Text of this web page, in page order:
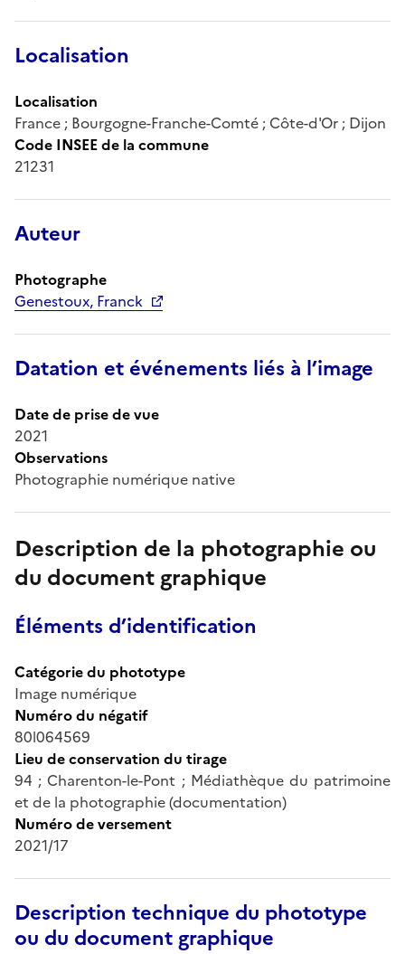
Localisation
Localisation
France ; Bourgogne-Franche-Comté ; Côte-d'Or ; Dijon
Code INSEE de la commune
21231
Auteur
Photographe
Genestoux, Franck
Datation et événements liés à l’image
Date de prise de vue
2021
Observations
Photographie numérique native
Description de la photographie ou
du document graphique
Éléments d’identification
Catégorie du phototype
Image numérique
Numéro du négatif
80l064569
Lieu de conservation du tirage
94 ; Charenton-le-Pont ; Médiathèque du patrimoine
et de la photographie (documentation)
Numéro de versement
2021/17
Description technique du phototype
ou du document graphique